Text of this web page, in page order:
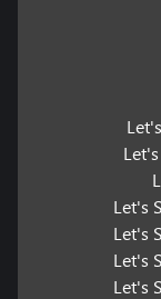
Let's
Let's
Let's
Let's